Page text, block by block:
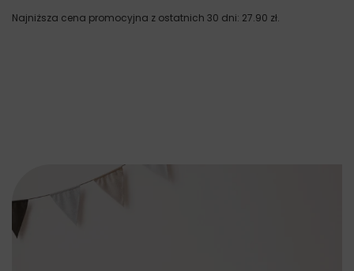
Najniższa cena promocyjna z ostatnich 30 dni: 27.90 zł.